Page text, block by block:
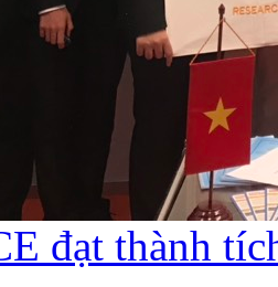
đạt thành